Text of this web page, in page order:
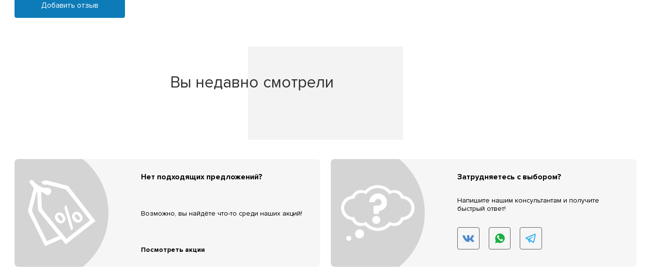
Добавить отзыв
Вы недавно смотрели
Нет подходящих предложений?
Возможно, вы найдёте что-то среди наших акций!
Посмотреть акции
Затрудняетесь с выбором?
Напишите нашим консультантам и получите
быстрый ответ!